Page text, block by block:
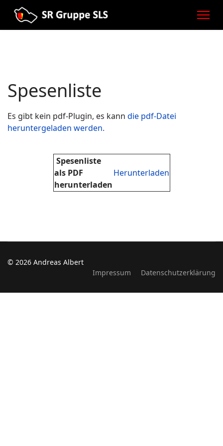
Spesenliste
Es gibt kein pdf-Plugin, es kann die pdf-Datei
heruntergeladen werden.
Spesenliste
als PDF
herunterladen
Herunterladen
© 2026 Andreas Albert
Impressum
Datenschutzerklärung